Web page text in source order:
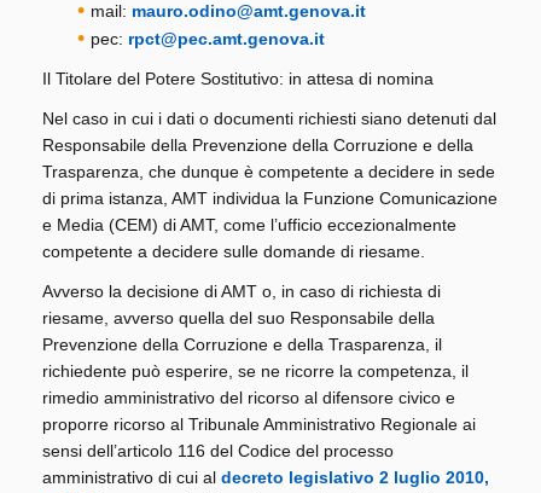
mail: mauro.odino@amt.genova.it
pec: rpct@pec.amt.genova.it
Il Titolare del Potere Sostitutivo: in attesa di nomina
Nel caso in cui i dati o documenti richiesti siano detenuti dal
Responsabile della Prevenzione della Corruzione e della
Trasparenza, che dunque è competente a decidere in sede
di prima istanza, AMT individua la Funzione Comunicazione
e Media (CEM) di AMT, come l’ufficio eccezionalmente
competente a decidere sulle domande di riesame.
Avverso la decisione di AMT o, in caso di richiesta di
riesame, avverso quella del suo Responsabile della
Prevenzione della Corruzione e della Trasparenza, il
richiedente può esperire, se ne ricorre la competenza, il
rimedio amministrativo del ricorso al difensore civico e
proporre ricorso al Tribunale Amministrativo Regionale ai
sensi dell’articolo 116 del Codice del processo
amministrativo di cui al decreto legislativo 2 luglio 2010,